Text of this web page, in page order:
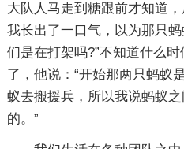
大队人马走到糖跟前才知道
我长出了一口气，以为那只
们是在打架吗?”不知道什么
了，他说：“开始那两只蚂蚁
蚁去搬援兵，所以我说蚂蚁
的。”